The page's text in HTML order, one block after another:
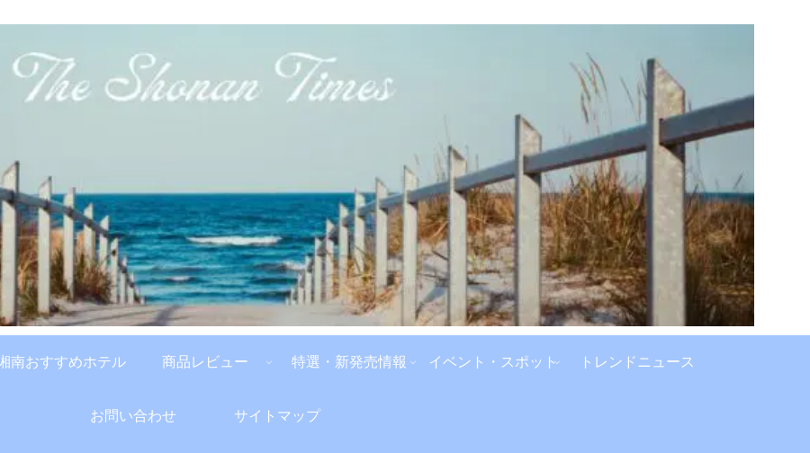
南おすすめホテル 商品レビュー 特選・新発売情報 イベント・スポット トレンドニュース
お問い合わせ サイトマップ